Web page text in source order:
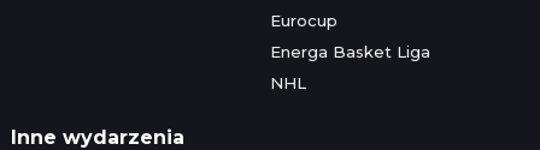
Eurocup
Energa Basket Liga
NHL
Inne wydarzenia